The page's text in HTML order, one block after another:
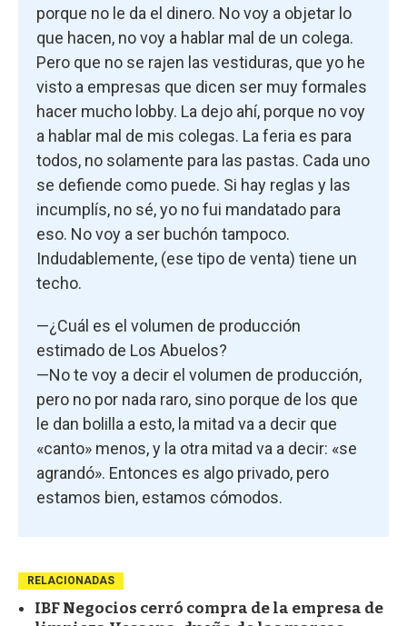
porque no le da el dinero. No voy a objetar lo
que hacen, no voy a hablar mal de un colega.
Pero que no se rajen las vestiduras, que yo he
visto a empresas que dicen ser muy formales
hacer mucho lobby. La dejo ahí, porque no voy
a hablar mal de mis colegas. La feria es para
todos, no solamente para las pastas. Cada uno
se defiende como puede. Si hay reglas y las
incumplís, no sé, yo no fui mandatado para
eso. No voy a ser buchón tampoco.
Indudablemente, (ese tipo de venta) tiene un
techo.
—¿Cuál es el volumen de producción
estimado de Los Abuelos?
—No te voy a decir el volumen de producción,
pero no por nada raro, sino porque de los que
le dan bolilla a esto, la mitad va a decir que
«canto» menos, y la otra mitad va a decir: «se
agrandó». Entonces es algo privado, pero
estamos bien, estamos cómodos.
RELACIONADAS
IBF Negocios cerró compra de la empresa de